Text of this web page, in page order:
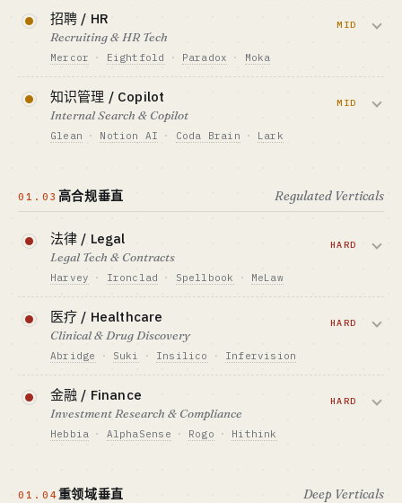
年）
最适合 · BEST FIT
工程独行侠 + 行业老炮（中国市场窗口）
查看深度分析 →
企业销售 + per-resolution 计费
标杆 · BENCHMARK
Decagon $4.5B 估值 · Sierra $1.50/resolution
工程独行侠 + 行业老炮
国带货数字人是确定性变现路径。
资金底线 · CAPITAL
GTM · SALES MOTION
PLG + 私域 + 直播带货
标杆 · BENCHMARK
最适合 · BEST FIT
网感单兵 / 私域操盘手
查看深度分析 →
招聘 / HR
Recruiting & HR Tech
Mercor · Eightfold · Paradox · Moka
+ 合规仍有空间。
资金底线 · CAPITAL
企业销售 + per-hire 计费
Mercor 早期 ARR ~$75M
最适合 · BEST FIT
MID
知识管理 / Copilot
Internal Search & Copilot
Glean · Notion AI · Coda Brain · Lark
$400K-4M
GTM · SALES MOTION
企业销售 + 席位授权
Glean $250M+ ARR · 同比 +182% · $7.2B 估
值
行业老炮 + 工程独行侠（中小企业方向）
MID
01.03 高合规垂直 Regulated Verticals
法律 / Legal
Legal Tech & Contracts
Harvey · Ironclad · Spellbook · MeLaw
住 top 100 律所；中型律所、in-house 仍
可做。
$400K-4M + 律所关系
GTM · SALES MOTION
席位 + 案件计费 · 律所 ACV $200K-2M
最适合 · BEST FIT
HARD
医疗 / Healthcare
Clinical & Drug Discovery
Abridge · Suki · Insilico · Infervision
care；HIPAA + 18-24 月医院销售周期。
资金底线 · CAPITAL
医院销售 ACV $500K-5M
HARD
金融 / Finance
Investment Research & Compliance
Hebbia · AlphaSense · Rogo · Hithink
HARD
01.04重领域垂直 Deep Verticals